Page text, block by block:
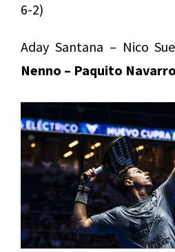
6-2)
Aday Santana – Nico
Nenno – Paquito Navarro